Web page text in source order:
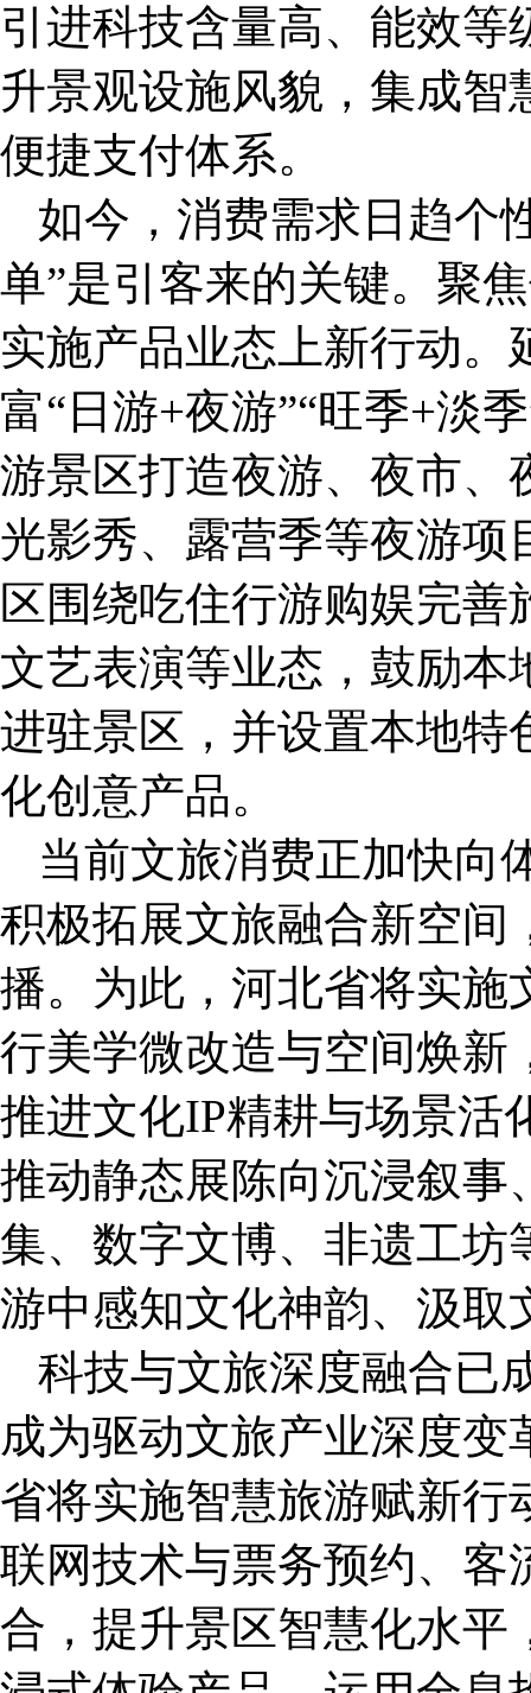
引进科技含量高、能效
升景观设施风貌，集成
便捷支付体系。
如今，消费需求日趋个
单”是引客来的关键。聚
实施产品业态上新行动
富“日游+夜游”“旺季+淡
游景区打造夜游、夜市、
光影秀、露营季等夜游项
区围绕吃住行游购娱完善
文艺表演等业态，鼓励本
进驻景区，并设置本地特
化创意产品。
当前文旅消费正加快向
积极拓展文旅融合新空间
播。为此，河北省将实施
行美学微改造与空间焕新
推进文化IP精耕与场景活
推动静态展陈向沉浸叙事
集、数字文博、非遗工坊
游中感知文化神韵、汲取
科技与文旅深度融合已
成为驱动文旅产业深度
省将实施智慧旅游赋新行
联网技术与票务预约、客
合，提升景区智慧化水平